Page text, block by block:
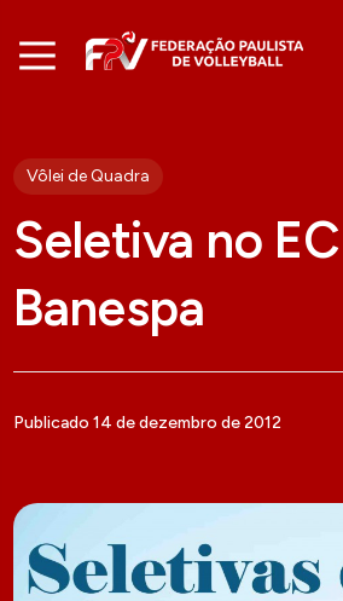
Vôlei de Quadra
Seletiva no EC
Banespa
Publicado 14 de dezembro de 2012